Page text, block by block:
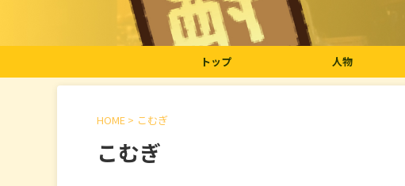
トップ 人物
HOME > こむぎ
こむぎ